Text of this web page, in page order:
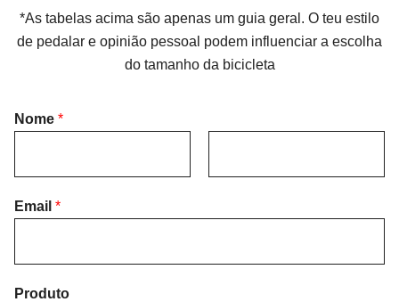
*As tabelas acima são apenas um guia geral. O teu estilo
de pedalar e opinião pessoal podem influenciar a escolha
do tamanho da bicicleta
Nome *
t
Email *
Produto